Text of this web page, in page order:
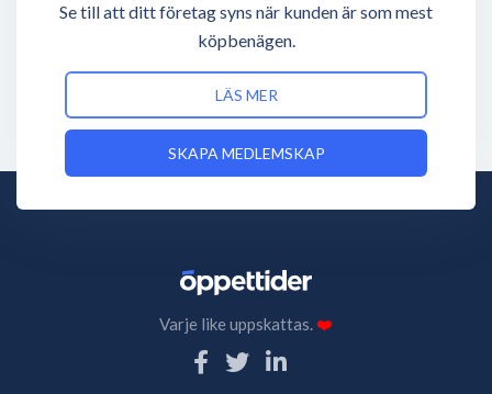
Se till att ditt företag syns när kunden är som mest
köpbenägen.
LÄS MER
SKAPA MEDLEMSKAP
Varje like uppskattas.❤️